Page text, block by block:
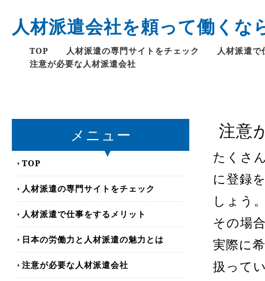
人材派遣会社を頼って働くな
TOP 人材派遣の専門サイトをチェック
人材派遣で
注意が必要な人材派遣会社
メニュー
TOP
人材派遣の専門サイトをチェック
人材派遣で仕事をするメリット
日本の労働力と人材派遣の魅力とは
注意が必要な人材派遣会社
注意
たくさ
に登録
しょう
その場
実際に
扱って